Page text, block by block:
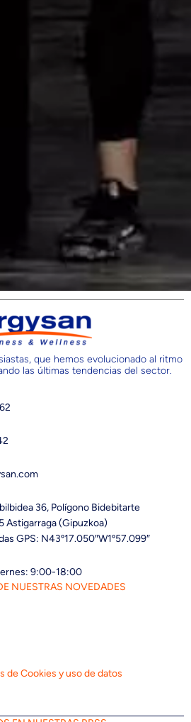
que hemos evolucionado al ritmo
las últimas tendencias del sector.
36, Polígono Bidebitarte
Astigarraga (Gipuzkoa)
GPS: N43º17.050″W1º57.099″
9:00-18:00
NUESTRAS NOVEDADES
de Cookies y uso de datos